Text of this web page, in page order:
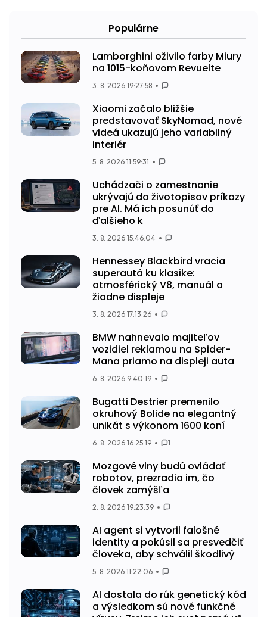
Populárne
Lamborghini oživilo farby Miury
na 1015-koňovom Revuelte
3. 8. 2026 19:27:58
Xiaomi začalo bližšie
predstavovať SkyNomad, nové
videá ukazujú jeho variabilný
interiér
5. 8. 2026 11:59:31
Uchádzači o zamestnanie
ukrývajú do životopisov príkazy
pre AI. Má ich posunúť do
ďalšieho k
3. 8. 2026 15:46:04
Hennessey Blackbird vracia
superautá ku klasike:
atmosférický V8, manuál a
žiadne displeje
3. 8. 2026 17:13:26
BMW nahnevalo majiteľov
vozidiel reklamou na Spider-
Mana priamo na displeji auta
6. 8. 2026 9:40:19
Bugatti Destrier premenilo
okruhový Bolide na elegantný
unikát s výkonom 1600 koní
6. 8. 2026 16:25:19 1
Mozgové vlny budú ovládať
robotov, prezradia im, čo
človek zamýšľa
2. 8. 2026 19:23:39
AI agent si vytvoril falošné
identity a pokúsil sa presvedčiť
človeka, aby schválil škodlivý
5. 8. 2026 11:22:06
AI dostala do rúk genetický kód
a výsledkom sú nové funkčné